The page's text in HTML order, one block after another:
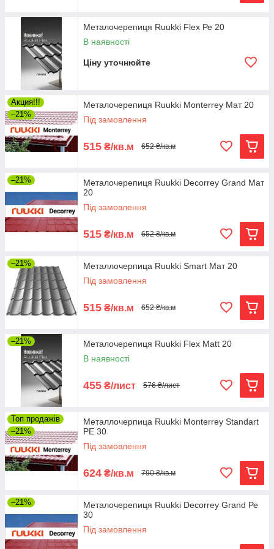
Металочерепиця Ruukki Flex Ре 20
В наявності
Ціну уточнюйте
Акция!!!
–21%
Металочерепиця Ruukki Monterrey Мат 20
Під замовлення
515 ₴/кв.м 652 ₴/кв.м
–21%
Металочерепиця Ruukki Decorrey Grand Мат
20
Під замовлення
515 ₴/кв.м 652 ₴/кв.м
–21%
Металлочерпица Ruukki Smart Мат 20
Під замовлення
515 ₴/кв.м 652 ₴/кв.м
–21%
Металочерепиця Ruukki Flex Matt 20
В наявності
455 ₴/лист 576 ₴/лист
Топ продажів
–21%
Металлочерпица Ruukki Monterrey Standart
РЕ 30
Під замовлення
624 ₴/кв.м 790 ₴/кв.м
–21%
Металочерепиця Ruukki Decorrey Grand Ре
30
Під замовлення